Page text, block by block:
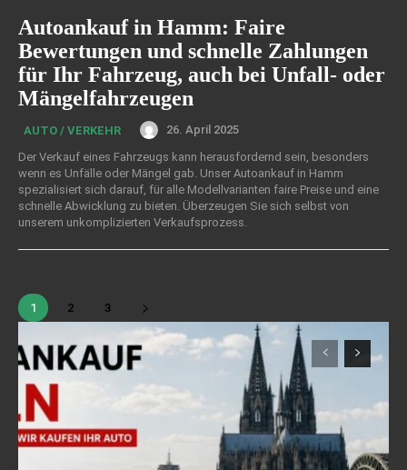
Autoankauf in Hamm: Faire
Bewertungen und schnelle Zahlungen
für Ihr Fahrzeug, auch bei Unfall- oder
Mängelfahrzeugen
AUTO / VERKEHR
26. April 2025
Der Verkauf eines Fahrzeugs kann herausfordernd sein, besonders
wenn es Unfälle oder Mängel gab. Unser Autoankauf in Hamm
spezialisiert sich darauf, für alle Modellvarianten faire Preise und eine
schnelle Abwicklung zu bieten. Überzeugen Sie sich selbst von
unserem unkomplizierten Verkaufsprozess.
1 2 3